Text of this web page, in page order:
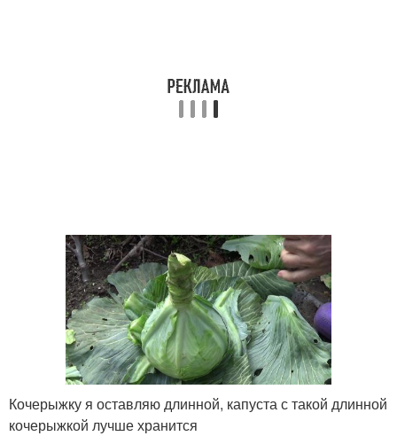
Кочерыжку я оставляю длинной, капуста с такой длинной
кочерыжкой лучше хранится